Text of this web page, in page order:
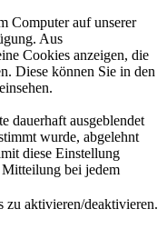
Computer auf unserer
Aus
Cookies anzeigen, die
Diese können Sie in den
dauerhaft ausgeblendet
wurde, abgelehnt
diese Einstellung
bei jedem
aktivieren/deaktivieren.